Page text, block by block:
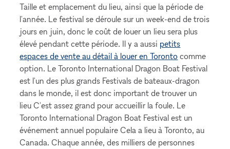
Taille et emplacement du lieu, ainsi que la période de
l'année. Le festival se déroule sur un week-end de trois
jours en juin, donc le coût de louer un lieu sera plus
élevé pendant cette période. Il y a aussi petits
espaces de vente au détail à louer en Toronto comme
option. Le Toronto International Dragon Boat Festival
est l'un des plus grands Festivals de bateaux-dragon
dans le monde, il est donc important de trouver un
lieu C'est assez grand pour accueillir la foule. Le
Toronto International Dragon Boat Festival est un
événement annuel populaire Cela a lieu à Toronto, au
Canada. Chaque année, des milliers de personnes